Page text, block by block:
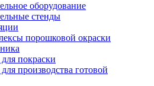
оборудование
стенды
порошковой окраски
покраски
производства готовой